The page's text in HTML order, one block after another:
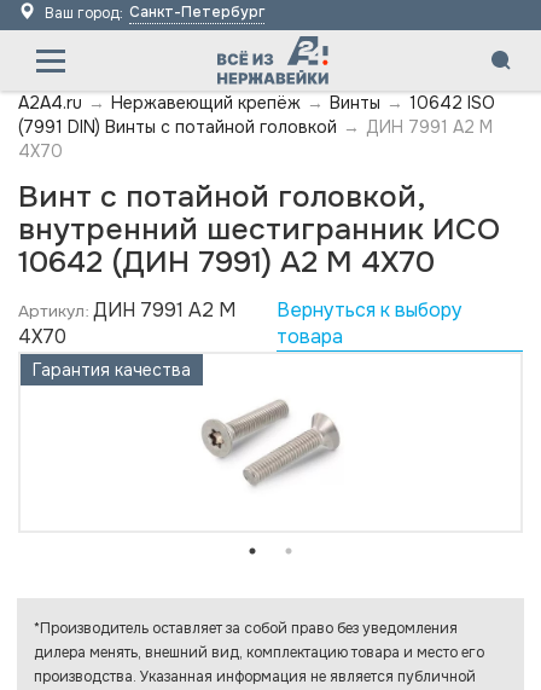
Ваш город: Санкт-Петербург
A2A4.ru → Нержавеющий крепёж → Винты → 10642 ISO
(7991 DIN) Винты с потайной головкой → ДИН 7991 А2 M
4X70
Винт с потайной головкой,
внутренний шестигранник ИСО
10642 (ДИН 7991) А2 M 4X70
Артикул: ДИН 7991 А2 M
4X70
Вернуться к выбору
товара
Гарантия качества
*Производитель оставляет за собой право без уведомления
дилера менять, внешний вид, комплектацию товара и место его
производства. Указанная информация не является публичной